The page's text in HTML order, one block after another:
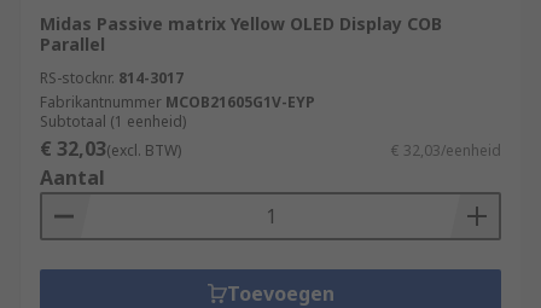
Midas Passive matrix Yellow OLED Display COB
Parallel
RS-stocknr. 814-3017
Fabrikantnummer MCOB21605G1V-EYP
Subtotaal (1 eenheid)
€ 32,03(excl. BTW) € 32,03/eenheid
Aantal
Toevoegen